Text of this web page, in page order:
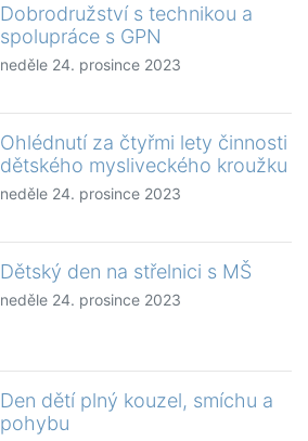
Dobrodružství s technikou a
spolupráce s GPN
neděle 24. prosince 2023
Ohlédnutí za čtyřmi lety činnosti
dětského mysliveckého kroužku
neděle 24. prosince 2023
Dětský den na střelnici s MŠ
neděle 24. prosince 2023
Den dětí plný kouzel, smíchu a
pohybu